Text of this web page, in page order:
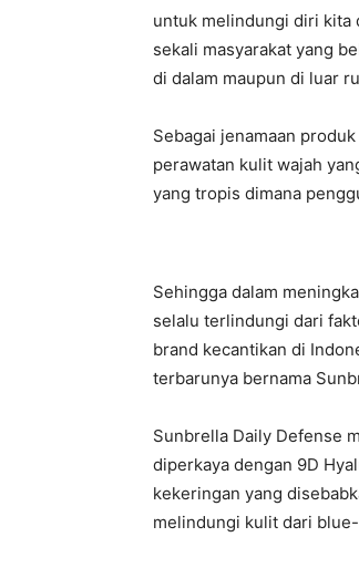
untuk melindungi diri kita
sekali masyarakat yang
di dalam maupun di luar
Sebagai jenamaan
perawatan kulit wajah
yang tropis dimana
Sehingga dalam
selalu terlindungi dari
brand kecantikan di
terbarunya bernama
Sunbrella Daily Defense
diperkaya dengan 9D
kekeringan yang
melindungi kulit dari